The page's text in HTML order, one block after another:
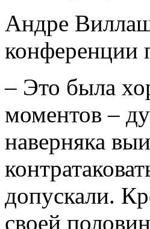
Андре
конференции
– Это была
моментов –
наверняка
допускали.
своей